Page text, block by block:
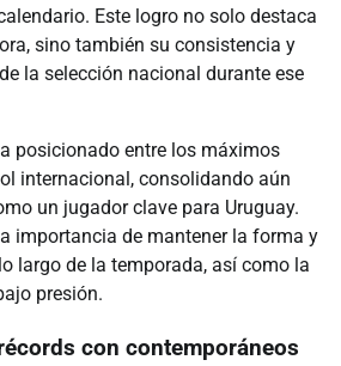
Este logro no solo destaca
sino también su consistencia y
la selección nacional durante ese
posicionado entre los máximos
internacional, consolidando aún
un jugador clave para Uruguay.
importancia de mantener la forma y
largo de la temporada, así como la
presión.
con contemporáneos